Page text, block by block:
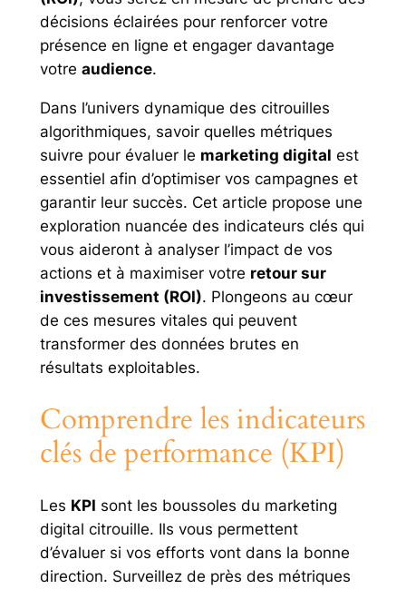
décisions éclairées pour renforcer votre
présence en ligne et engager davantage
votre audience.
Dans l’univers dynamique des citrouilles
algorithmiques, savoir quelles métriques
suivre pour évaluer le marketing digital est
essentiel afin d’optimiser vos campagnes et
garantir leur succès. Cet article propose une
exploration nuancée des indicateurs clés qui
vous aideront à analyser l’impact de vos
actions et à maximiser votre retour sur
investissement (ROI). Plongeons au cœur
de ces mesures vitales qui peuvent
transformer des données brutes en
résultats exploitables.
Comprendre les indicateurs
clés de performance (KPI)
Les KPI sont les boussoles du marketing
digital citrouille. Ils vous permettent
d’évaluer si vos efforts vont dans la bonne
direction. Surveillez de près des métriques